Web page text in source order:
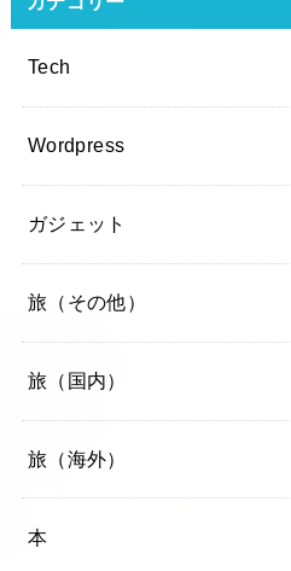
Tech
Wordpress
ガジェット
旅（その他）
旅（国内）
旅（海外）
本